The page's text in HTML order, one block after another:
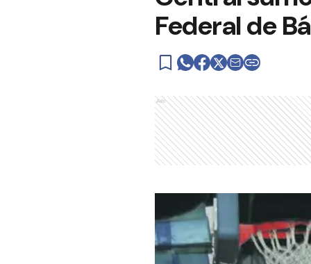
Federal de
Ads